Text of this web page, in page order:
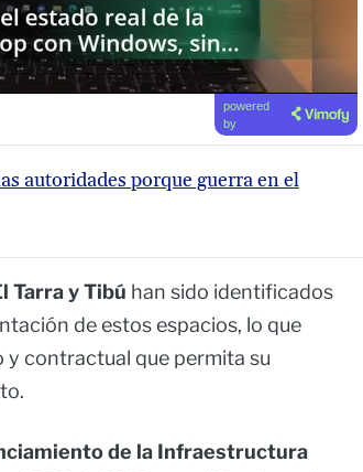
powered
by
autoridades porque guerra en el
Tarra y Tibú han sido identificados
de estos espacios, lo que
contractual que permita su
de la Infraestructura